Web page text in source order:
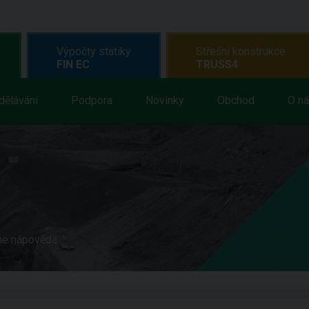
Podpora Novinky Obchod O
Výpočty statiky
FIN EC
Střešní konstrukce
TRUSS4
nápověda